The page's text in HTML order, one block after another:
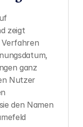
zeigt
ganz
Nutzer
den Namen